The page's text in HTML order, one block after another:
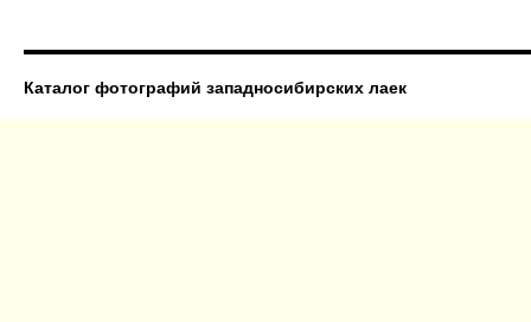
Каталог фотографий западносибирских лаек